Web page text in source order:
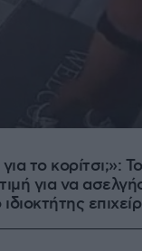
το κορίτσι;»:
για να